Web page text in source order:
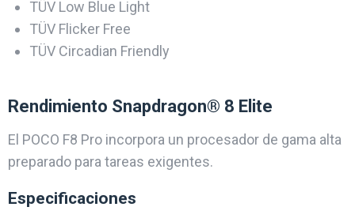
TÜV Low Blue Light
TÜV Flicker Free
TÜV Circadian Friendly
Rendimiento Snapdragon® 8 Elite
El POCO F8 Pro incorpora un procesador de gama alta
preparado para tareas exigentes.
Especificaciones